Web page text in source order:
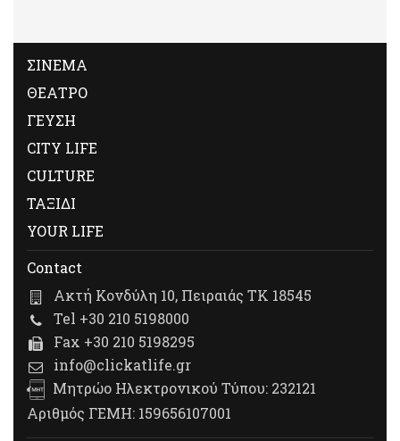
ΣΙΝΕΜΑ
ΘΕΑΤΡΟ
ΓΕΥΣΗ
CITY LIFE
CULTURE
ΤΑΞΙΔΙ
YOUR LIFE
Contact
Ακτή Κονδύλη 10, Πειραιάς ΤΚ 18545
Tel +30 210 5198000
Fax +30 210 5198295
info@clickatlife.gr
Μητρώο Ηλεκτρονικού Τύπου: 232121
Αριθμός ΓΕΜΗ: 159656107001